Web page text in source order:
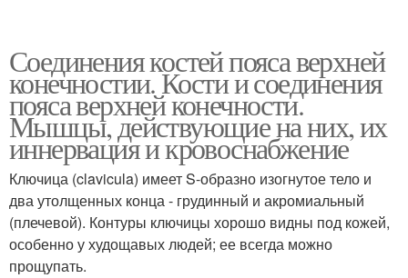
Соединения костей пояса верхней
конечностии. Кости и соединения
пояса верхней конечности.
Мышцы, действующие на них, их
иннервация и кровоснабжение
Ключица (clavicula) имеет S-образно изогнутое тело и
два утолщенных конца - грудинный и акромиальный
(плечевой). Контуры ключицы хорошо видны под кожей,
особенно у худощавых людей; ее всегда можно
прощупать.